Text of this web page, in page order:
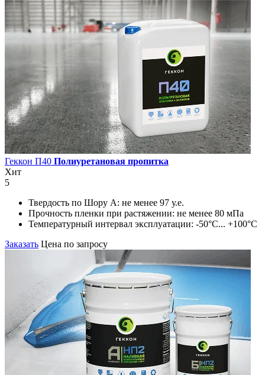
Геккон П40 Полиуретановая пропитка
Хит
5
Твердость по Шору А: не менее 97 у.е.
Прочность пленки при растяжении: не менее 80 мПа
Температурный интервал эксплуатации: -50°С... +100°С
Заказать Цена по запросу